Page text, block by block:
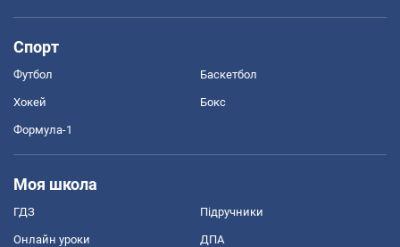
Спорт
Футбол Баскетбол
Хокей Бокс
Формула-1
Моя школа
ГДЗ Підручники
Онлайн уроки ДПА